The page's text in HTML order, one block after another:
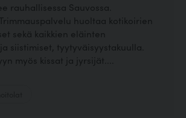
rauhallisessa Sauvossa.
huoltaa kotikoirien
sekä kaikkien eläinten
siistimiset, tyytyväisyystakuulla.
myös kissat ja jyrsijät....